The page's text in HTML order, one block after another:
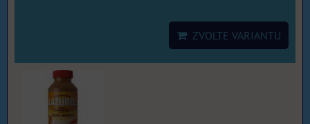
ZVOLTE VARIANTU